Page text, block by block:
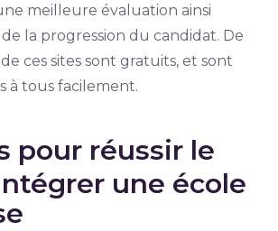
meilleure évaluation ainsi
la progression du candidat. De
ces sites sont gratuits, et sont
à tous facilement.
pour réussir le
une école